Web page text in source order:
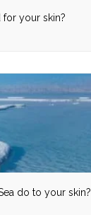
for your skin?
do to your skin?